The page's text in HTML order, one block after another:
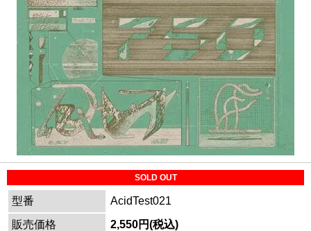
SOLD OUT
型番
AcidTest021
販売価格
2,550円(税込)